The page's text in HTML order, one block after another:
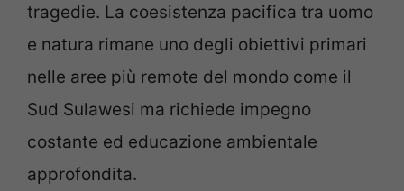
tragedie. La coesistenza pacifica tra uomo
e natura rimane uno degli obiettivi primari
nelle aree più remote del mondo come il
Sud Sulawesi ma richiede impegno
costante ed educazione ambientale
approfondita.